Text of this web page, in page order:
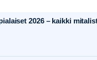
2026 – kaikki